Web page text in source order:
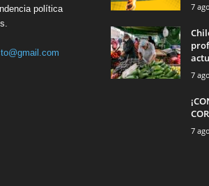
política
7
7
7